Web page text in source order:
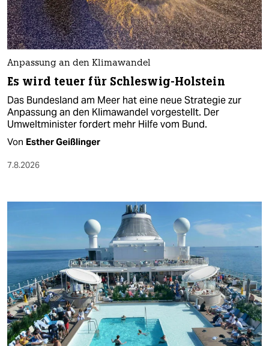
Anpassung an den Klimawandel
Es wird teuer für Schleswig-Holstein
Das Bundesland am Meer hat eine neue Strategie zur
Anpassung an den Klimawandel vorgestellt. Der
Umweltminister fordert mehr Hilfe vom Bund.
Von Esther Geißlinger
7.8.2026